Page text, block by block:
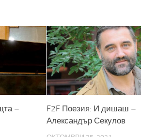
–
F2F Поезия: И дишаш –
Александър Секулов